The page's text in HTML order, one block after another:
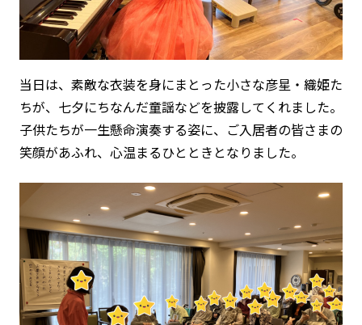
当日は、素敵な衣装を身にまとった小さな彦星・織姫た
ちが、七夕にちなんだ童謡などを披露してくれました。
子供たちが一生懸命演奏する姿に、ご入居者の皆さまの
笑顔があふれ、心温まるひとときとなりました。